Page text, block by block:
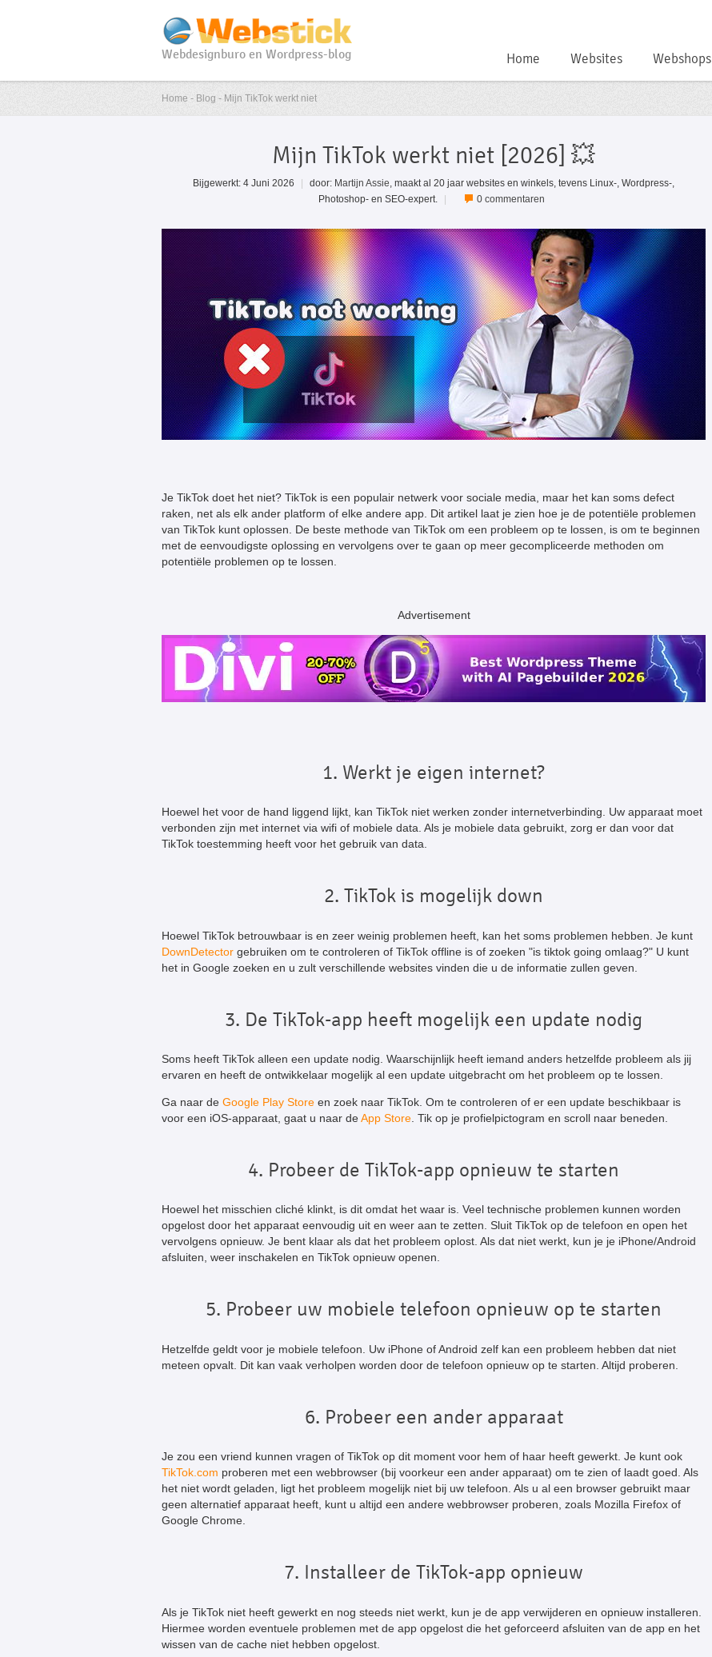
Webdesignburo en Wordpress-blog Home Websites Webshops
Home - Blog - Mijn TikTok werkt niet
Mijn TikTok werkt niet [2026] 💥
Bijgewerkt: 4 Juni 2026 | door: Martijn Assie , maakt al 20 jaar websites en winkels, tevens Linux-, Wordpress-,
Photoshop- en SEO-expert.
| 0 commentaren
Je TikTok doet het niet? TikTok is een populair netwerk voor sociale media, maar het kan soms defect
raken, net als elk ander platform of elke andere app. Dit artikel laat je zien hoe je de potentiële problemen
van TikTok kunt oplossen. De beste methode van TikTok om een probleem op te lossen, is om te beginnen
met de eenvoudigste oplossing en vervolgens over te gaan op meer gecompliceerde methoden om
potentiële problemen op te lossen.
Advertisement
1. Werkt je eigen internet?
Hoewel het voor de hand liggend lijkt, kan TikTok niet werken zonder internetverbinding. Uw apparaat moet
verbonden zijn met internet via wifi of mobiele data. Als je mobiele data gebruikt, zorg er dan voor dat
TikTok toestemming heeft voor het gebruik van data.
2. TikTok is mogelijk down
Hoewel TikTok betrouwbaar is en zeer weinig problemen heeft, kan het soms problemen hebben. Je kunt
DownDetector gebruiken om te controleren of TikTok offline is of zoeken "is tiktok going omlaag?" U kunt
het in Google zoeken en u zult verschillende websites vinden die u de informatie zullen geven.
3. De TikTok-app heeft mogelijk een update nodig
Soms heeft TikTok alleen een update nodig. Waarschijnlijk heeft iemand anders hetzelfde probleem als jij
ervaren en heeft de ontwikkelaar mogelijk al een update uitgebracht om het probleem op te lossen.
Ga naar de Google Play Store en zoek naar TikTok. Om te controleren of er een update beschikbaar is
voor een iOS-apparaat, gaat u naar de App Store . Tik op je profielpictogram en scroll naar beneden.
4. Probeer de TikTok-app opnieuw te starten
Hoewel het misschien cliché klinkt, is dit omdat het waar is. Veel technische problemen kunnen worden
opgelost door het apparaat eenvoudig uit en weer aan te zetten. Sluit TikTok op de telefoon en open het
vervolgens opnieuw. Je bent klaar als dat het probleem oplost. Als dat niet werkt, kun je je iPhone/Android
afsluiten, weer inschakelen en TikTok opnieuw openen.
5. Probeer uw mobiele telefoon opnieuw op te starten
Hetzelfde geldt voor je mobiele telefoon. Uw iPhone of Android zelf kan een probleem hebben dat niet
meteen opvalt. Dit kan vaak verholpen worden door de telefoon opnieuw op te starten. Altijd proberen.
6. Probeer een ander apparaat
Je zou een vriend kunnen vragen of TikTok op dit moment voor hem of haar heeft gewerkt. Je kunt ook
TikTok.com proberen met een webbrowser (bij voorkeur een ander apparaat) om te zien of laadt goed. Als
het niet wordt geladen, ligt het probleem mogelijk niet bij uw telefoon. Als u al een browser gebruikt maar
geen alternatief apparaat heeft, kunt u altijd een andere webbrowser proberen, zoals Mozilla Firefox of
Google Chrome.
7. Installeer de TikTok-app opnieuw
Als je TikTok niet heeft gewerkt en nog steeds niet werkt, kun je de app verwijderen en opnieuw installeren.
Hiermee worden eventuele problemen met de app opgelost die het geforceerd afsluiten van de app en het
wissen van de cache niet hebben opgelost.